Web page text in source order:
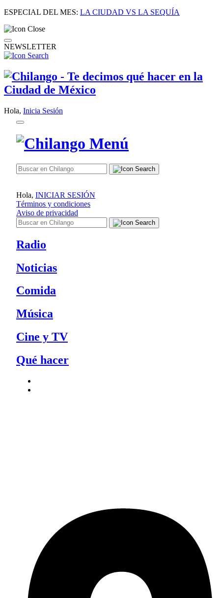
ESPECIAL DEL MES: LA CIUDAD VS LA SEQUÍA
NEWSLETTER
Hola, Inicia Sesión
Hola, INICIAR SESIÓN
Términos y condiciones
Aviso de privacidad
Radio
Noticias
Comida
Música
Cine y TV
Qué hacer